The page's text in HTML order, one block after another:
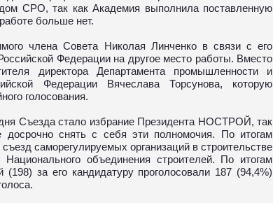
СРО, так как Академия выполнила поставленную
больше нет.
члена Совета Николая Линченко в связи с его
Федерации на другое место работы. Вместо
директора Департамента промышленности и
Федерации Вячеслава Торсунова, которую
голосования.
Съезда стало избрание Президента НОСТРОЙ, так
снять с себя эти полномочия. По итогам
саморегулируемых организаций в строительстве
объединения строителей. По итогам
за его кандидатуру проголосовали 187 (94,4%)